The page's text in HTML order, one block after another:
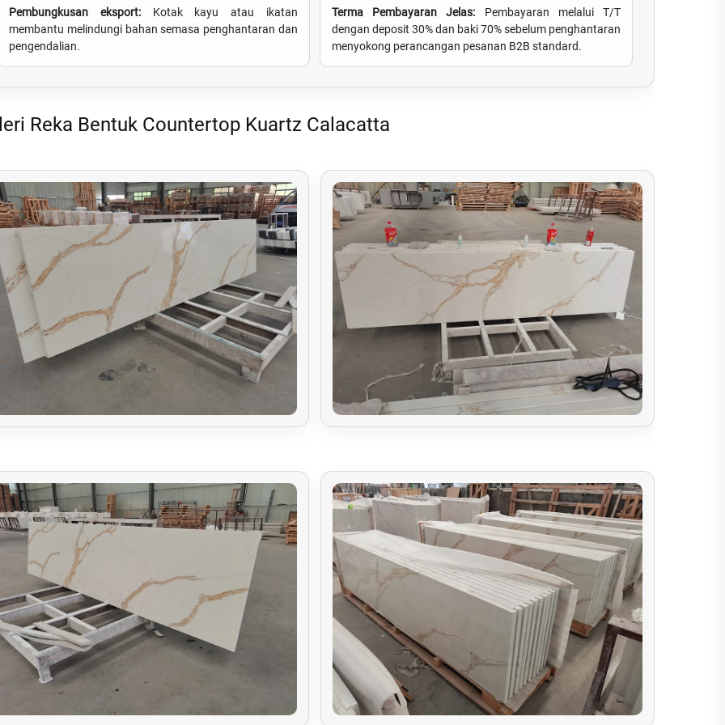
Pembungkusan eksport: Kotak kayu atau ikatan
membantu melindungi bahan semasa penghantaran dan
pengendalian.
Terma Pembayaran Jelas: Pembayaran melalui T/T
dengan deposit 30% dan baki 70% sebelum penghantaran
menyokong perancangan pesanan B2B standard.
Reka Bentuk Countertop Kuartz Calacatta